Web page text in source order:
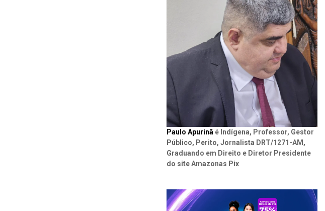
Paulo Apurinã é Indígena, Professor, Gestor
Público, Perito, Jornalista DRT/1271-AM,
Graduando em Direito e Diretor Presidente
do site Amazonas Pix